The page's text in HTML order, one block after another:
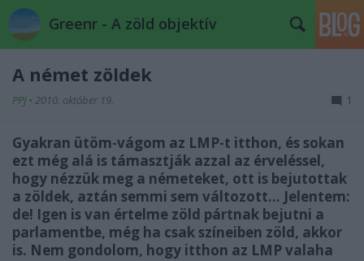
Greenr - A zöld objektív
A német zöldek
PPJ • 2010. október 19. 1
Gyakran ütöm-vágom az LMP-t itthon, és sokan
ezt még alá is támasztják azzal az érveléssel,
hogy nézzük meg a németeket, ott is bejutottak
a zöldek, aztán semmi sem változott... Jelentem:
de! Igen is van értelme zöld pártnak bejutni a
parlamentbe, még ha csak színeiben zöld, akkor
is. Nem gondolom, hogy itthon az LMP valaha